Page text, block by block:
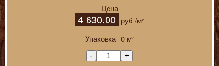
Цена
4 630.00 руб /м²
Упаковка 0 м²
- +